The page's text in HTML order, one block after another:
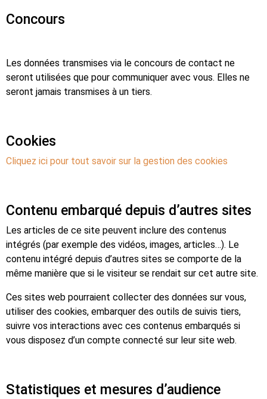
Concours
Les données transmises via le concours de contact ne
seront utilisées que pour communiquer avec vous. Elles ne
seront jamais transmises à un tiers.
Cookies
Cliquez ici pour tout savoir sur la gestion des cookies
Contenu embarqué depuis d’autres sites
Les articles de ce site peuvent inclure des contenus
intégrés (par exemple des vidéos, images, articles…). Le
contenu intégré depuis d’autres sites se comporte de la
même manière que si le visiteur se rendait sur cet autre site.
Ces sites web pourraient collecter des données sur vous,
utiliser des cookies, embarquer des outils de suivis tiers,
suivre vos interactions avec ces contenus embarqués si
vous disposez d’un compte connecté sur leur site web.
Statistiques et mesures d’audience